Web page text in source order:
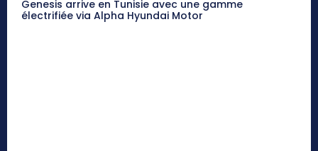
Genesis arrive en Tunisie avec une gamme
électrifiée via Alpha Hyundai Motor